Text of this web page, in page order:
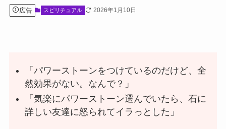
広告 スピリチュアル 2026年1月10日
「パワーストーンをつけているのだけど、全
然効果がない。なんで？」
「気楽にパワーストーン選んでいたら、石に
詳しい友達に怒られてイラっとした」